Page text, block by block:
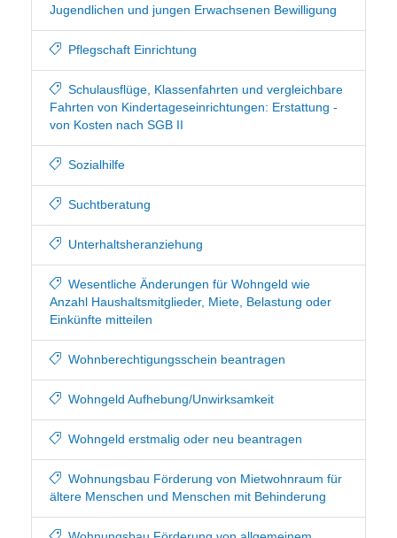
Jugendlichen und jungen Erwachsenen Bewilligung
Pflegschaft Einrichtung
Schulausflüge, Klassenfahrten und vergleichbare
Fahrten von Kindertageseinrichtungen: Erstattung -
von Kosten nach SGB II
Sozialhilfe
Suchtberatung
Unterhaltsheranziehung
Wesentliche Änderungen für Wohngeld wie
Anzahl Haushaltsmitglieder, Miete, Belastung oder
Einkünfte mitteilen
Wohnberechtigungsschein beantragen
Wohngeld Aufhebung/Unwirksamkeit
Wohngeld erstmalig oder neu beantragen
Wohnungsbau Förderung von Mietwohnraum für
ältere Menschen und Menschen mit Behinderung